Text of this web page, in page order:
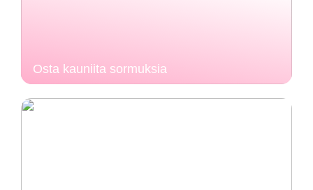
Osta kauniita sormuksia